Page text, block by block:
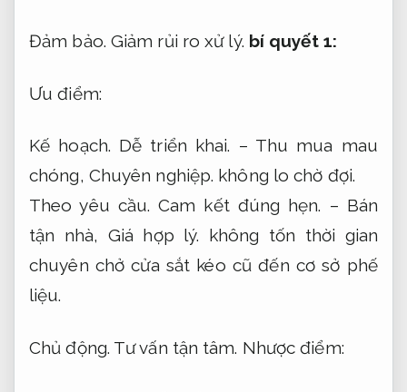
Đảm bảo. Giảm rủi ro xử lý. bí quyết 1:
Ưu điểm:
Kế hoạch. Dễ triển khai. – Thu mua mau
chóng, Chuyên nghiệp. không lo chờ đợi.
Theo yêu cầu. Cam kết đúng hẹn. – Bán
tận nhà, Giá hợp lý. không tốn thời gian
chuyên chở cửa sắt kéo cũ đến cơ sở phế
liệu.
Chủ động. Tư vấn tận tâm. Nhược điểm: